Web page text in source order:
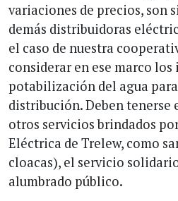
variaciones de precios, son
demás distribuidoras
el caso de nuestra
considerar en ese marco los
potabilización del agua
distribución. Deben tenerse
otros servicios brindados
Eléctrica de Trelew, como
cloacas), el servicio
alumbrado público.